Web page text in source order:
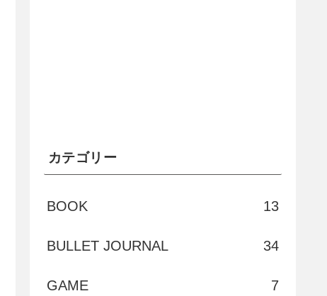
カテゴリー
BOOK 13
BULLET JOURNAL 34
GAME 7